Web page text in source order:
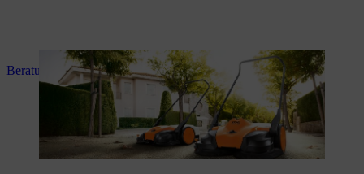
Beratung und Produkteinweisung